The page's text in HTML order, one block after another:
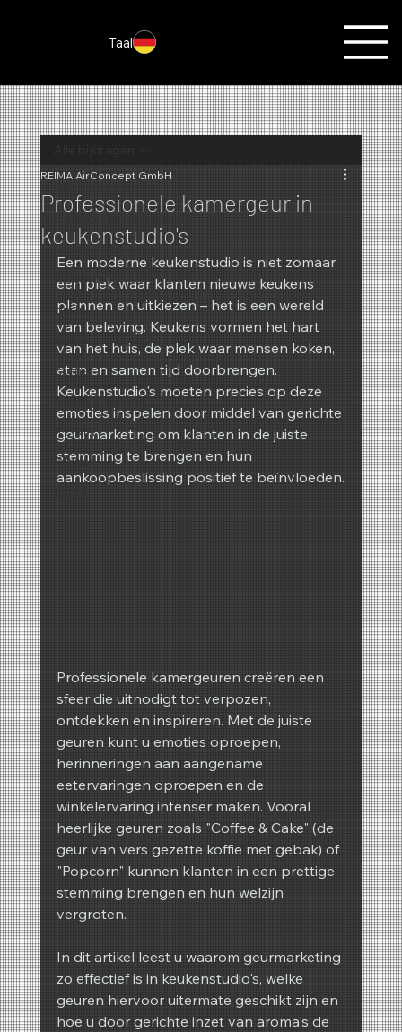
Taal
Geurmarketing
Kerstmis
Herfst
Zomer
Nieuwigheden
REIMA
Winter
Professionele kamergeur in
keukenstudio's
REIMA AirConcept GmbH
Een moderne keukenstudio is niet zomaar
een plek waar klanten nieuwe keukens
plannen en uitkiezen – het is een wereld
van beleving. Keukens vormen het hart
van het huis, de plek waar mensen koken,
eten en samen tijd doorbrengen.
Keukenstudio's moeten precies op deze
emoties inspelen door middel van gerichte
geurmarketing om klanten in de juiste
stemming te brengen en hun
aankoopbeslissing positief te beïnvloeden.
Professionele kamergeuren creëren een
sfeer die uitnodigt tot verpozen,
ontdekken en inspireren. Met de juiste
geuren kunt u emoties oproepen,
herinneringen aan aangename
eetervaringen oproepen en de
winkelervaring intenser maken. Vooral
heerlijke geuren zoals "Coffee & Cake" (de
geur van vers gezette koffie met gebak) of
"Popcorn" kunnen klanten in een prettige
stemming brengen en hun welzijn
vergroten.
In dit artikel leest u waarom geurmarketing
zo effectief is in keukenstudio's, welke
geuren hiervoor uitermate geschikt zijn en
hoe u door gerichte inzet van aroma's de